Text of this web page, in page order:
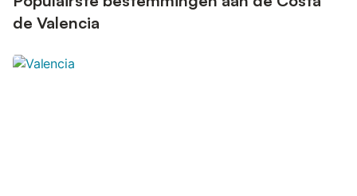
parkeerplaats, zo...
de Valencia